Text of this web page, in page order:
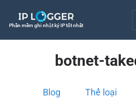
Phần mềm ghi nhật ký IP tốt nhất
botnet-
Blog Thể loại